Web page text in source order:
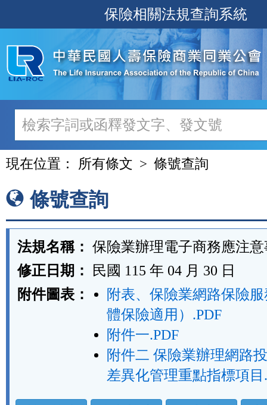
至
主
內
容
保險相關法規查詢系統
現在位置： 所有條文 條號查詢
條號查詢
法規名稱： 保險業辦理電子商務應注
修正日期：
民國 115 年 04 月 30 日
附件圖表：
附表、保險業網路保險
體保險適用）.PDF
附件一.PDF
附件二 保險業辦理網路
差異化管理重點指標項目
法